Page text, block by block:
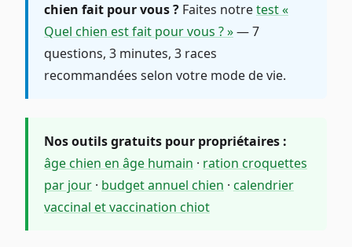
chien fait pour vous ? Faites notretest «
Quel chien est fait pour vous ? »— 7
questions, 3 minutes, 3 races
recommandées selon votre mode de vie.
Nos outils gratuits pour propriétaires :
âge chien en âge humain · ration croquettes
par jour · budget annuel chien · calendrier
vaccinal et vaccination chiot